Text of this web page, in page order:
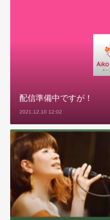
配信準備中ですが！
2021.12.10 12:02